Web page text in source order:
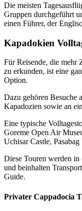
Die meisten
Gruppen durchgeführt
einen Führer, der
Kapadokien
Für Reisende, die mehr
zu erkunden, ist eine
Option.
Dazu gehören Besuche
Kapadozien sowie an
Eine typische
Goreme Open Air
Uchisar Castle,
Diese Touren werden
und beinhalten
Guide.
Privater Cappadocia